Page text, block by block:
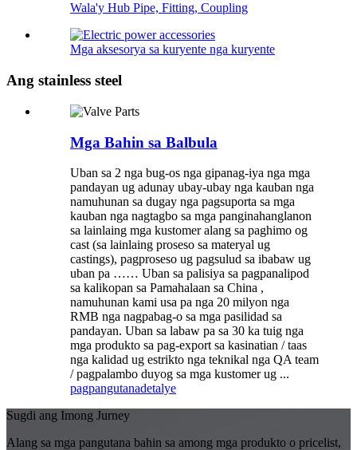
Wala'y Hub Pipe, Fitting, Coupling
Mga aksesorya sa kuryente nga kuryente
Ang stainless steel
Mga Bahin sa Balbula
Uban sa 2 nga bug-os nga gipanag-iya nga mga
pandayan ug adunay ubay-ubay nga kauban nga
namuhunan sa dugay nga pagsuporta sa mga
kauban nga nagtagbo sa mga panginahanglanon
sa lainlaing mga kustomer alang sa paghimo og
cast (sa lainlaing proseso sa materyal ug
castings), pagproseso ug pagsulud sa ibabaw ug
uban pa …… Uban sa palisiya sa pagpanalipod
sa kalikopan sa Pamahalaan sa China ,
namuhunan kami usa pa nga 20 milyon nga
RMB nga nagpabag-o sa mga pasilidad sa
pandayan. Uban sa labaw pa sa 30 ka tuig nga
mga produkto sa pag-export sa kasinatian / taas
nga kalidad ug estrikto nga teknikal nga QA team
/ pagpalambo duyog sa mga kustomer ug ...
pagpangutanadetalye
Sugdi ang Imong Jurney
Alang sa mga pangutana bahin sa among mga produkto o pricelist,